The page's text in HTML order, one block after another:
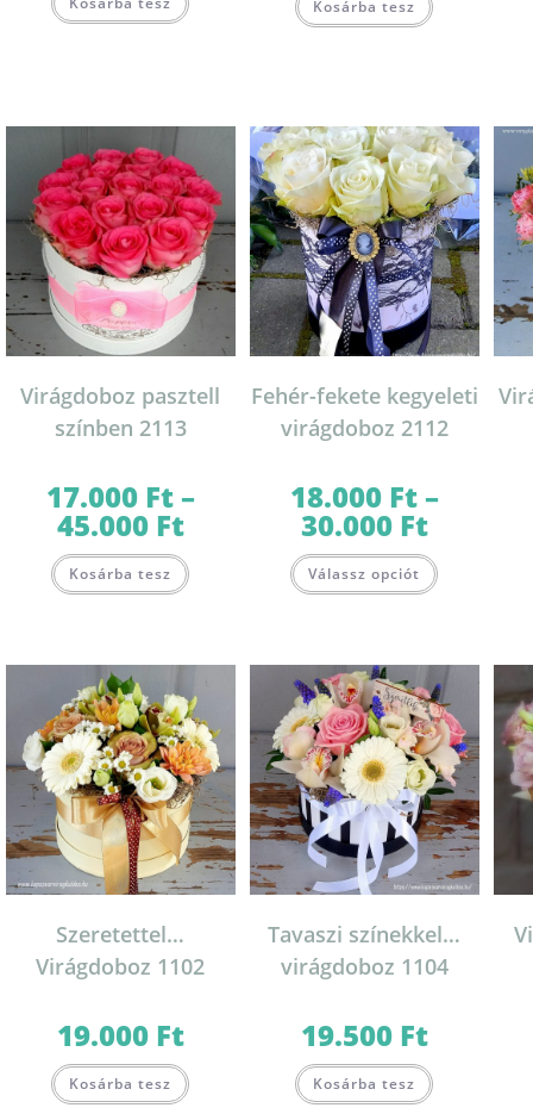
a
a
termékoldalon
választhatók
ki
Kosárba tesz a
a
választhatók
ki
Virágdoboz pasztell
színben 2113
17.000 Ft–
45.000 FtÁrtartomány:
17.000 Ft
45.000 Ft
Kosárba tesz a
A
változatok
a
termékoldalon
választhatók
ki
Fehér-fekete kegyeleti
virágdoboz 2112
18.000 Ft–
30.000 FtÁrtartomány:
18.000 Ft
30.000 Ft
Válassz opciót a
A
változatok
a
ki
Szeretettel…
Virágdoboz 1102
19.000 Ft
Kosárba tesz
Tavaszi színekkel…
virágdoboz 1104
19.500 Ft
Kosárba tesz